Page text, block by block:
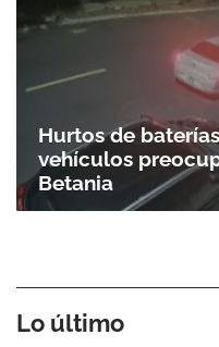
Hurtos de
vehículos
Betania
Lo último